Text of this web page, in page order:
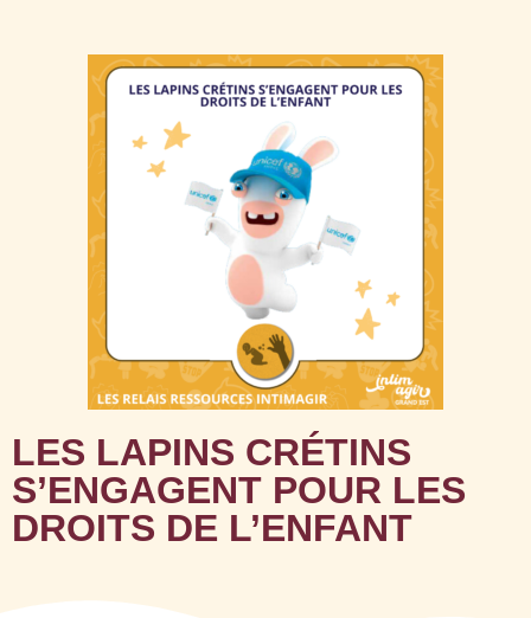
LES LAPINS CRÉTINS
S’ENGAGENT POUR LES
DROITS DE L’ENFANT